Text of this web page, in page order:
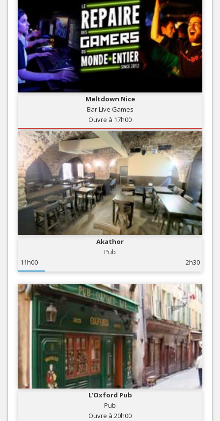
Meltdown Nice
Bar Live Games
Ouvre à 17h00
Akathor
Pub
11h00
2h30
L'Oxford Pub
Pub
Ouvre à 20h00